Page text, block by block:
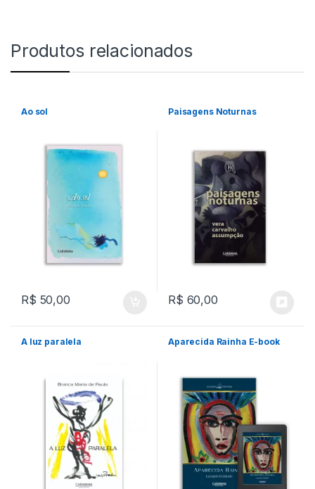
Produtos relacionados
Ao sol
R$ 50,00
Paisagens Noturnas
R$ 60,00
A luz paralela Aparecida Rainha E-book